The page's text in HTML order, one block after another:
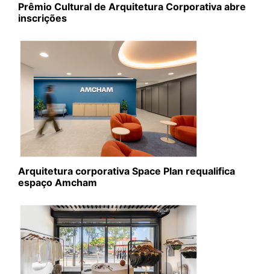
Prêmio Cultural de Arquitetura Corporativa abre
inscrições
Arquitetura corporativa Space Plan requalifica
espaço Amcham